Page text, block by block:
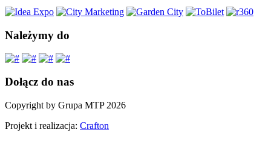
Należymy do
Dołącz do nas
Copyright by Grupa MTP 2026
Projekt i realizacja: Crafton